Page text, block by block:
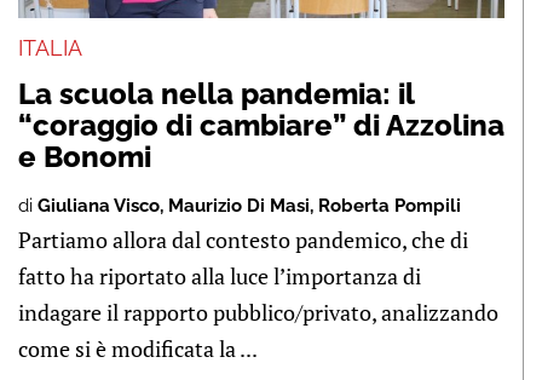
ITALIA
La scuola nella pandemia: il
“coraggio di cambiare” di Azzolina
e Bonomi
di Giuliana Visco, Maurizio Di Masi, Roberta Pompili
Partiamo allora dal contesto pandemico, che di
fatto ha riportato alla luce l’importanza di
indagare il rapporto pubblico/privato, analizzando
come si è modificata la ...